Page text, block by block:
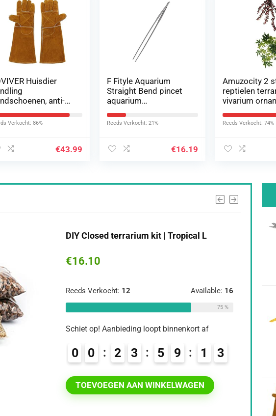
Huisdier
anti-
krasbestendige
voor
Verkocht: 86%
€43.99
F Fityle Aquarium
Straight Bend pincet
aquarium
voedergereedschap
27/38/48cm, recht,
Reeds Verkocht: 21%
€16.19
Amuzocity 2
reptielen
vivarium
decor
bladeren
Reeds Verkocht: 74%
DIY Closed terrarium kit | Tropical L
€16.10
Reeds Verkocht: 12 Available: 16
75 %
Schiet op! Aanbieding loopt binnenkort af
0 0 2 3 5 9 1 2
TOEVOEGEN AAN WINKELWAGEN